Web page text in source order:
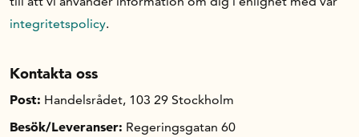
integritetspolicy.
Kontakta oss
Post: Handelsrådet, 103 29 Stockholm
Besök/Leveranser: Regeringsgatan 60